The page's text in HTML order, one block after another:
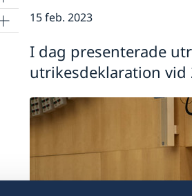
15 feb. 2023
I dag presenterade
utrikesdeklaration